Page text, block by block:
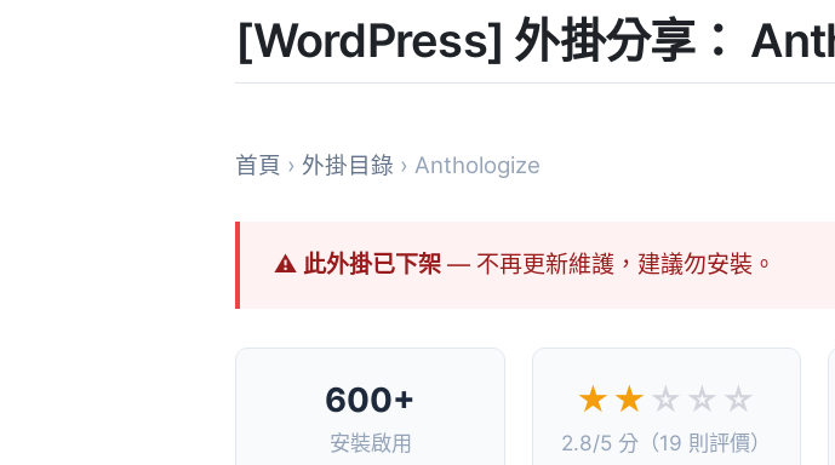
[WordPress] 外掛分享：
首頁 › 外掛目錄 › Anthologize
⚠ 此外掛已下架— 不再更新維護，建議勿安裝。
600+
安裝啟用
★★ ☆☆☆
2.8/5 分（19 則評價）